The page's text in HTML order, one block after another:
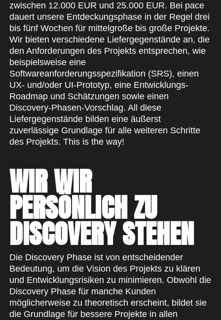
zwischen 12.000 EUR und 25.000 EUR. Bei pace
dauert unsere Entdeckungsphase in der Regel drei
bis fünf Wochen für mittelgroße bis große Projekte.
Wir bieten verschiedene Liefergegenstände an, die
den Anforderungen des Projekts entsprechen, wie
beispielsweise eine
Softwareanforderungsspezifikation (SRS), einen
UX- und/oder UI-Prototyp, eine Entwicklungs-
Roadmap und Schätzungen sowie einen
Discovery-Phasen-Vorschlag. All diese
Liefergegenstände bilden eine äußerst
zuverlässige Grundlage für alle weiteren Schritte
des Projekts. This is the way!
WIR WIR
PERSÖNLICH ZU
DISCOVERY STEHEN
Die Discovery Phase ist von entscheidender
Bedeutung, um die Vision des Projekts zu klären
und Entwicklungsrisiken zu minimieren. Obwohl die
Discovery Phase für manche Kunden
möglicherweise zu theoretisch erscheint, bildet sie
die Grundlage für bessere Projekte in allen